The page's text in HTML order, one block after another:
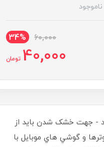
ناموجود
60,000
34%
40,000 تومان
- جهت خشک شدن بايد از
و گوشي هاي موبايل با